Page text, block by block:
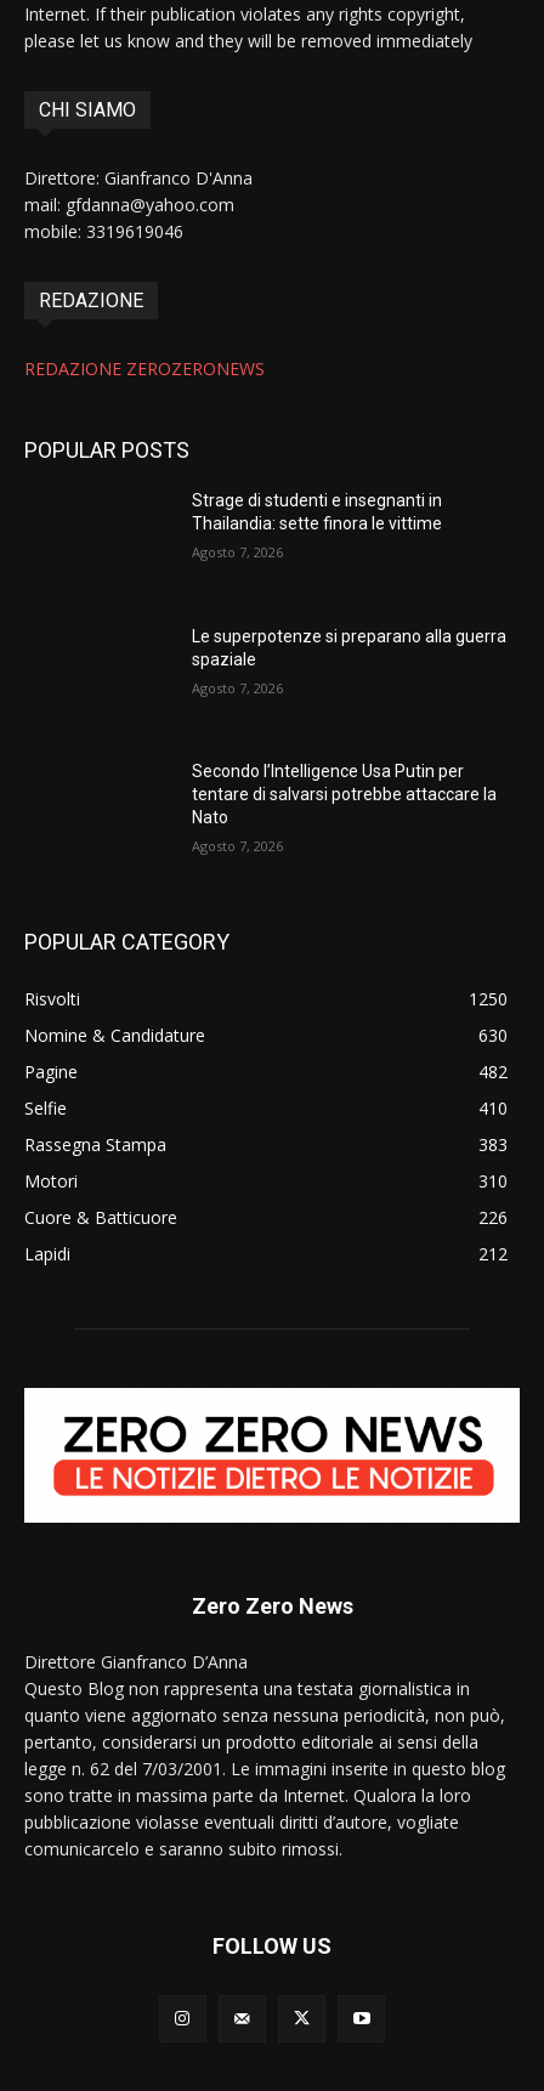
Internet. If their publication violates any rights copyright,
please let us know and they will be removed immediately
CHI SIAMO
Direttore: Gianfranco D'Anna
mail: gfdanna@yahoo.com
mobile: 3319619046
REDAZIONE
REDAZIONE ZEROZERONEWS
POPULAR POSTS
Strage di studenti e insegnanti in
Thailandia: sette finora le vittime
Agosto 7, 2026
Le superpotenze si preparano alla guerra
spaziale
Agosto 7, 2026
Secondo l’Intelligence Usa Putin per
tentare di salvarsi potrebbe attaccare la
Nato
Agosto 7, 2026
POPULAR CATEGORY
Risvolti
1250
Nomine & Candidature
630
Pagine
482
Selfie
410
Rassegna Stampa
383
Motori
310
Cuore & Batticuore
226
Lapidi
212
Zero Zero News
Direttore Gianfranco D’Anna
Questo Blog non rappresenta una testata giornalistica in
quanto viene aggiornato senza nessuna periodicità, non può,
pertanto, considerarsi un prodotto editoriale ai sensi della
legge n. 62 del 7/03/2001. Le immagini inserite in questo blog
sono tratte in massima parte da Internet. Qualora la loro
pubblicazione violasse eventuali diritti d’autore, vogliate
comunicarcelo e saranno subito rimossi.
FOLLOW US